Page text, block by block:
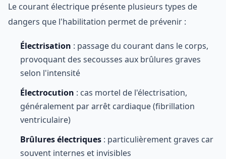
Le courant électrique présente plusieurs types de
dangers que l'habilitation permet de prévenir :
Électrisation : passage du courant dans le corps,
provoquant des secousses aux brûlures graves
selon l'intensité
Électrocution : cas mortel de l'électrisation,
généralement par arrêt cardiaque (fibrillation
ventriculaire)
Brûlures électriques : particulièrement graves car
souvent internes et invisibles